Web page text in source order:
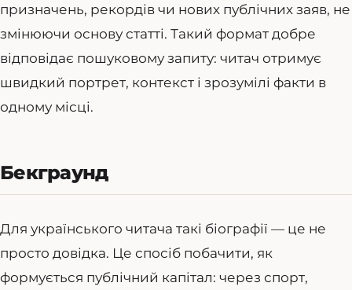
призначень, рекордів чи нових публічних заяв, не
змінюючи основу статті. Такий формат добре
відповідає пошуковому запиту: читач отримує
швидкий портрет, контекст і зрозумілі факти в
одному місці.
Бекграунд
Для українського читача такі біографії — це не
просто довідка. Це спосіб побачити, як
формується публічний капітал: через спорт,